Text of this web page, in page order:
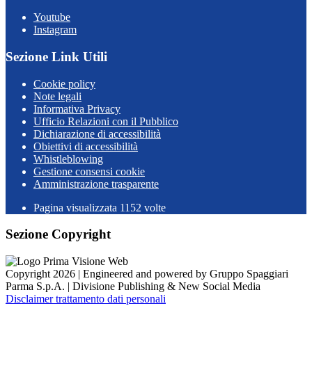
Youtube
Instagram
Sezione Link Utili
Cookie policy
Note legali
Informativa Privacy
Ufficio Relazioni con il Pubblico
Dichiarazione di accessibilità
Obiettivi di accessibilità
Whistleblowing
Gestione consensi cookie
Amministrazione trasparente
Pagina visualizzata 1152 volte
Sezione Copyright
Copyright 2026 | Engineered and powered by Gruppo Spaggiari
Parma S.p.A. | Divisione Publishing & New Social Media
Disclaimer trattamento dati personali